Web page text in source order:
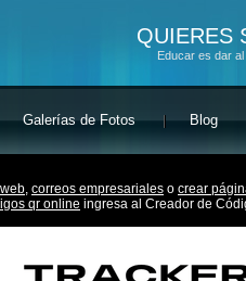
QUIERES
Educar es dar
Galerías de Fotos Blog
correos empresariales o crear
qr online ingresa al Creador de